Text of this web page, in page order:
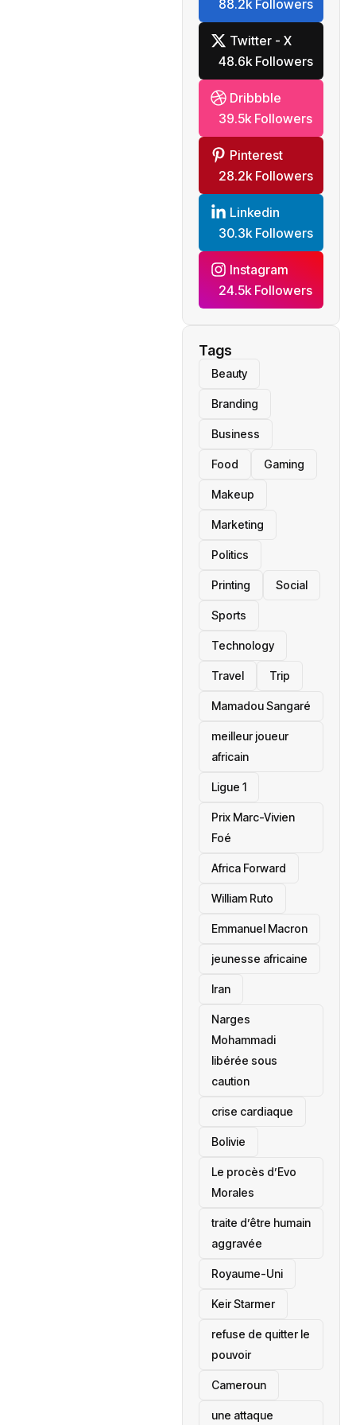
88.2k Followers
Twitter - X
48.6k Followers
Dribbble
39.5k Followers
Pinterest
28.2k Followers
Linkedin
30.3k Followers
Instagram
24.5k Followers
Tags
Beauty
Branding
Business
Food Gaming
Makeup
Marketing
Politics
Printing Social
Sports
Technology
Travel Trip
Mamadou Sangaré
meilleur joueur
africain
Ligue 1
Prix Marc-Vivien
Foé
‎Africa Forward
William Ruto
Emmanuel Macron
jeunesse africaine
‎Iran
Narges
Mohammadi
libérée sous
caution
crise cardiaque
‎Bolivie
Le procès d’Evo
Morales
traite d’être humain
aggravée
‎Royaume-Uni
Keir Starmer
refuse de quitter le
pouvoir
‎Cameroun
une attaque